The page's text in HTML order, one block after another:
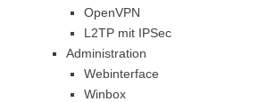
OpenVPN
L2TP mit IPSec
Administration
Webinterface
Winbox